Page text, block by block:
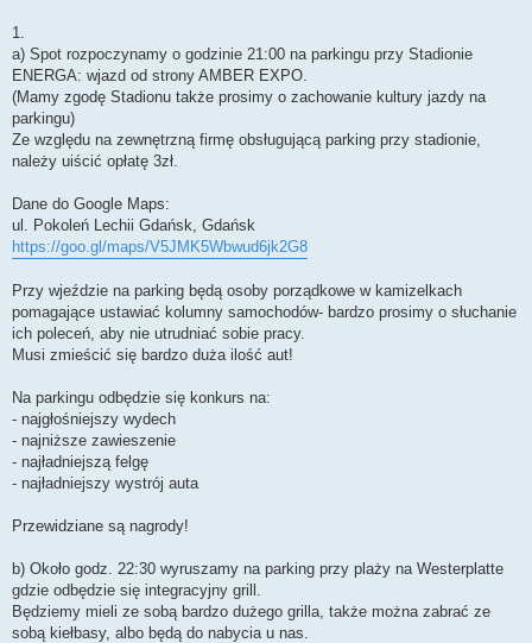
1.
a) Spot rozpoczynamy o godzinie 21:00 na parkingu przy Stadionie
ENERGA: wjazd od strony AMBER EXPO.
(Mamy zgodę Stadionu także prosimy o zachowanie kultury jazdy na
parkingu)
Ze względu na zewnętrzną firmę obsługującą parking przy stadionie,
należy uiścić opłatę 3zł.
Dane do Google Maps:
ul. Pokoleń Lechii Gdańsk, Gdańsk
https://goo.gl/maps/V5JMK5Wbwud6jk2G8
Przy wjeździe na parking będą osoby porządkowe w kamizelkach
pomagające ustawiać kolumny samochodów- bardzo prosimy o słuchanie
ich poleceń, aby nie utrudniać sobie pracy.
Musi zmieścić się bardzo duża ilość aut!
Na parkingu odbędzie się konkurs na:
- najgłośniejszy wydech
- najniższe zawieszenie
- najładniejszą felgę
- najładniejszy wystrój auta
Przewidziane są nagrody!
b) Około godz. 22:30 wyruszamy na parking przy plaży na Westerplatte
gdzie odbędzie się integracyjny grill.
Będziemy mieli ze sobą bardzo dużego grilla, także można zabrać ze
sobą kiełbasy, albo będą do nabycia u nas.